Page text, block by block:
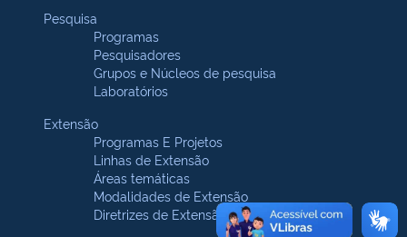
Pesquisa
Programas
Pesquisadores
Grupos e Núcleos de pesquisa
Laboratórios
Extensão
Programas E Projetos
Linhas de Extensão
Áreas temáticas
Modalidades de Extensão
Diretrizes de Extensão